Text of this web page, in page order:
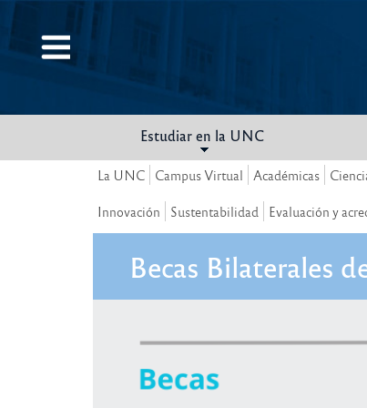
Pasar
contenido
Estudiar en la UNC
La UNC Campus Virtual Académicas
Innovación Sustentabilidad Evaluación y
Becas Bilaterales